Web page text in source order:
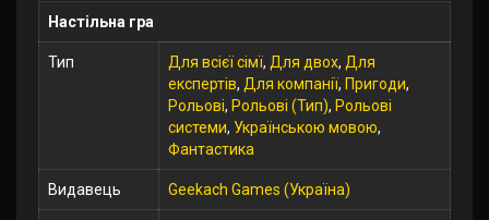
Настільна гра
Тип Для всієї сімї, Для двох, Для
експертів, Для компанії, Пригоди,
Рольові, Рольові (Тип), Рольові
системи, Українською мовою,
Фантастика
Видавець Geekach Games (Україна)